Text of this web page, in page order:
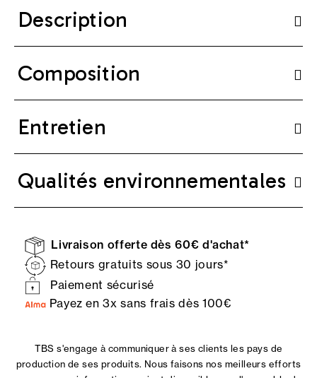
Description
Composition
Entretien
Qualités environnementales
Livraison offerte dès 60€ d'achat*
Retours gratuits sous 30 jours*
Paiement sécurisé
Payez en 3x sans frais dès 100€
TBS s'engage à communiquer à ses clients les pays de
production de ses produits. Nous faisons nos meilleurs efforts